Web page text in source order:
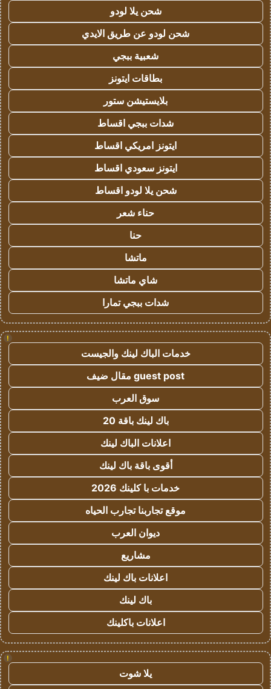
شحن يلا لودو
شحن لودو عن طريق الايدي
شعبية ببجي
بطاقات ايتونز
بلايستيشن ستور
شدات ببجي اقساط
ايتونز امريكي اقساط
ايتونز سعودي اقساط
شحن يلا لودو اقساط
حناء شعر
حنا
ماتشا
شاي ماتشا
شدات ببجي تمارا
!
خدمات الباك لينك والجيست
guest post مقال ضيف
سوق العرب
باك لينك باقة 20
اعلانات الباك لينك
أقوى باقة باك لينك
خدمات با كلينك 2026
موقع تجاربنا تجارب الحياه
ديوان العرب
مشاريع
اعلانات باك لينك
باك لينك
اعلانات باكلينك
!
يلا شوت